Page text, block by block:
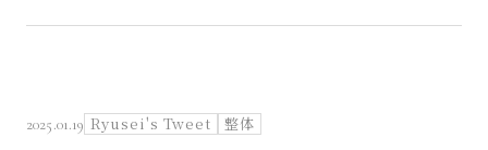
さえぐさ日誌
2025.01.19 Ryusei's Tweet 整体